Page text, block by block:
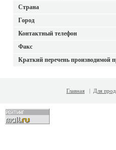
Страна
Город
Контактный телефон
Факс
Краткий перечень производимой
Главная | Для